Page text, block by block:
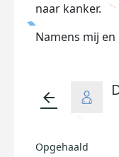
naar kanker.
Namens mij en
arrow_back
Opgehaald